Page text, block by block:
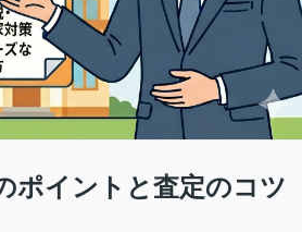
ポイントと査定のコツ